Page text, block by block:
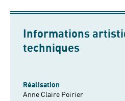
Informations
techniques
Réalisation
Anne Claire Poirier